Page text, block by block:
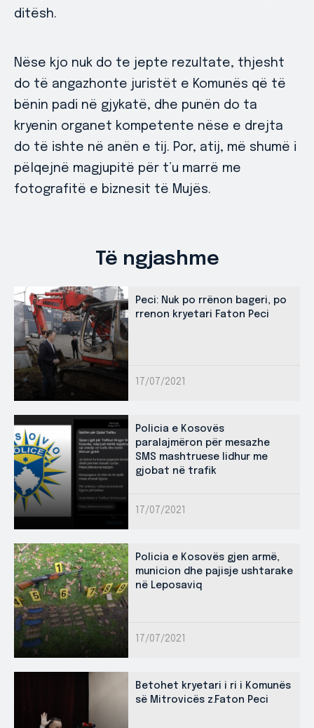
ditësh.
Nëse kjo nuk do te jepte rezultate, thjesht
do të angazhonte juristët e Komunës që të
bënin padi në gjykatë, dhe punën do ta
kryenin organet kompetente nëse e drejta
do të ishte në anën e tij. Por, atij, më shumë i
pëlqejnë magjupitë për t’u marrë me
fotografitë e biznesit të Mujës.
Të ngjashme
Peci: Nuk po rrënon bageri, po
rrenon kryetari Faton Peci
17/07/2021
Policia e Kosovës
paralajmëron për mesazhe
SMS mashtruese lidhur me
gjobat në trafik
17/07/2021
Policia e Kosovës gjen armë,
municion dhe pajisje ushtarake
në Leposaviq
17/07/2021
Betohet kryetari i ri i Komunës
së Mitrovicës z.Faton Peci